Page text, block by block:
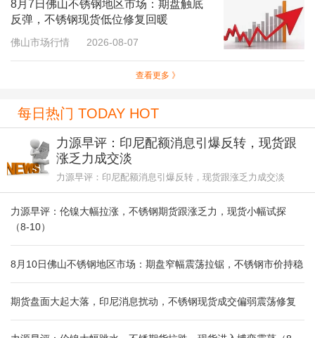
8月7日佛山不锈钢地区市场：期盘触底
反弹，不锈钢现货低位修复回暖
佛山市场行情 2026-08-07
查看更多 》
每日热门 TODAY HOT
力源早评：印尼配额消息引爆反转，现货跟
涨乏力成交淡
力源早评：印尼配额消息引爆反转，现货跟涨乏力成交淡
力源早评：伦镍大幅拉涨，不锈钢期货跟涨乏力，现货小幅试探
（8-10）
8月10日佛山不锈钢地区市场：期盘窄幅震荡拉锯，不锈钢市价持稳
期货盘面大起大落，印尼消息扰动，不锈钢现货成交偏弱震荡修复